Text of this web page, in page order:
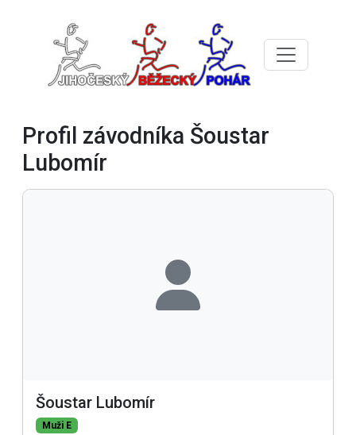
Profil závodníka Šoustar
Lubomír
Šoustar Lubomír
Muži E